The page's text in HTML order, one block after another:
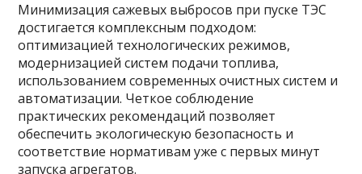
Минимизация сажевых выбросов при пуске ТЭС
достигается комплексным подходом:
оптимизацией технологических режимов,
модернизацией систем подачи топлива,
использованием современных очистных систем и
автоматизации. Четкое соблюдение
практических рекомендаций позволяет
обеспечить экологическую безопасность и
соответствие нормативам уже с первых минут
запуска агрегатов.